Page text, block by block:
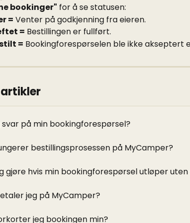
bookinger" for å se statusen:
= Venter på godkjenning fra eieren.
= Bestillingen er fullført.
= Bookingforespørselen ble ikke akseptert
svar på min bookingforespørsel?
bestillingsprosessen på MyCamper?
gjøre hvis min bookingforespørsel utløper uten
jeg på MyCamper?
jeg bookingen min?